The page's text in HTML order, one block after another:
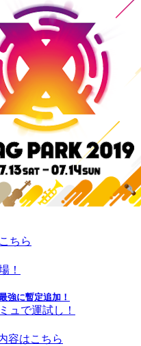
ちら
！
強に暫定追加！
ュで運試し！
容はこちら